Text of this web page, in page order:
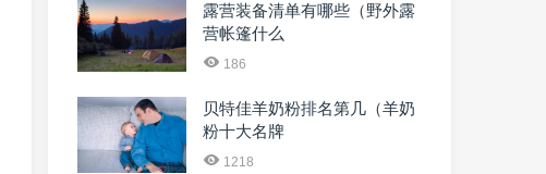
露营装备清单有哪些（野外露
营帐篷什么
186
贝特佳羊奶粉排名第几（羊奶
粉十大名牌
1218